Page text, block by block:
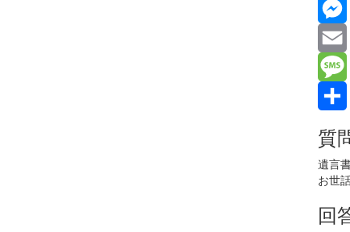
Line
Email
共
有
質
遺言
お世
回